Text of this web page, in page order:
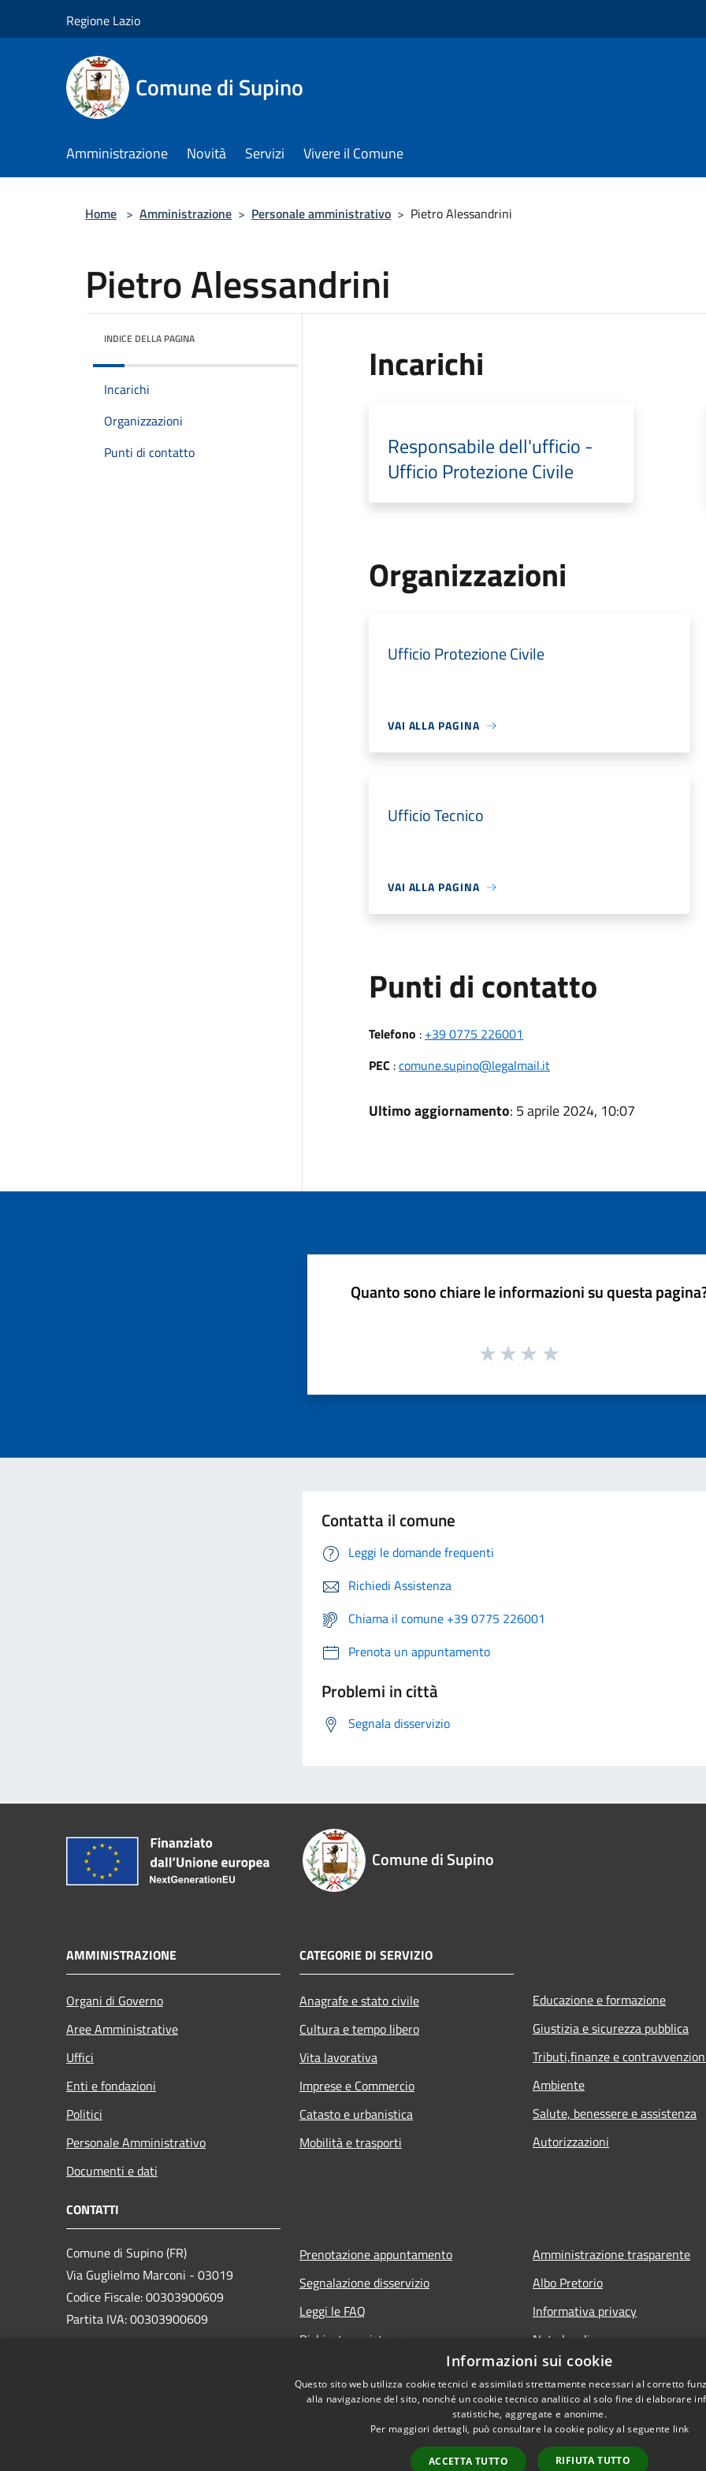
Regione Lazio
Comune di Supino
Amministrazione Novità Servizi Vivere il Comune
Home > Amministrazione > Personale amministrativo > Pietro Alessandrini
Pietro Alessandrini
INDICE DELLA PAGINA
Incarichi
Organizzazioni
Punti di contatto
Incarichi
Responsabile dell'ufficio -
Ufficio Protezione Civile
Organizzazioni
Ufficio Protezione Civile
VAI ALLA PAGINA
Ufficio Tecnico
VAI ALLA PAGINA
Punti di contatto
Telefono : +39 0775 226001
PEC :comune.supino@legalmail.it
Ultimo aggiornamento: 5 aprile 2024, 10:07
Quanto sono chiare le informazioni su questa
Contatta il comune
Leggi le domande frequenti
Richiedi Assistenza
Chiama il comune +39 0775 226001
Prenota un appuntamento
Problemi in città
Segnala disservizio
Comune di Supino
AMMINISTRAZIONE
Organi di Governo
Aree Amministrative
Uffici
Enti e fondazioni
Politici
Personale Amministrativo
Documenti e dati
CATEGORIE DI SERVIZIO
Anagrafe e stato civile
Cultura e tempo libero
Vita lavorativa
Imprese e Commercio
Catasto e urbanistica
Mobilità e trasporti
Educazione e formazione
Giustizia e sicurezza pubblica
Tributi,finanze e
Ambiente
Salute, benessere e assistenza
Autorizzazioni
CONTATTI
Comune di Supino (FR)
Via Guglielmo Marconi - 03019
Codice Fiscale: 00303900609
Partita IVA: 00303900609
Prenotazione appuntamento
Segnalazione disservizio
Leggi le FAQ
Richiesta assistenza
Amministrazione trasparente
Albo Pretorio
Informativa privacy
Note legali
Dichiarazione di accessibilità
Informazioni sui cookie
Questo sito web utilizza cookie tecnici e assimilati strettamente necessari al corretto
alla navigazione del sito, nonché un cookie tecnico analitico al solo fine di elaborare
statistiche, aggregate e anonime.
Per maggiori dettagli, può consultare la cookie policy al seguente link
ACCETTA TUTTO RIFIUTA TUTTO